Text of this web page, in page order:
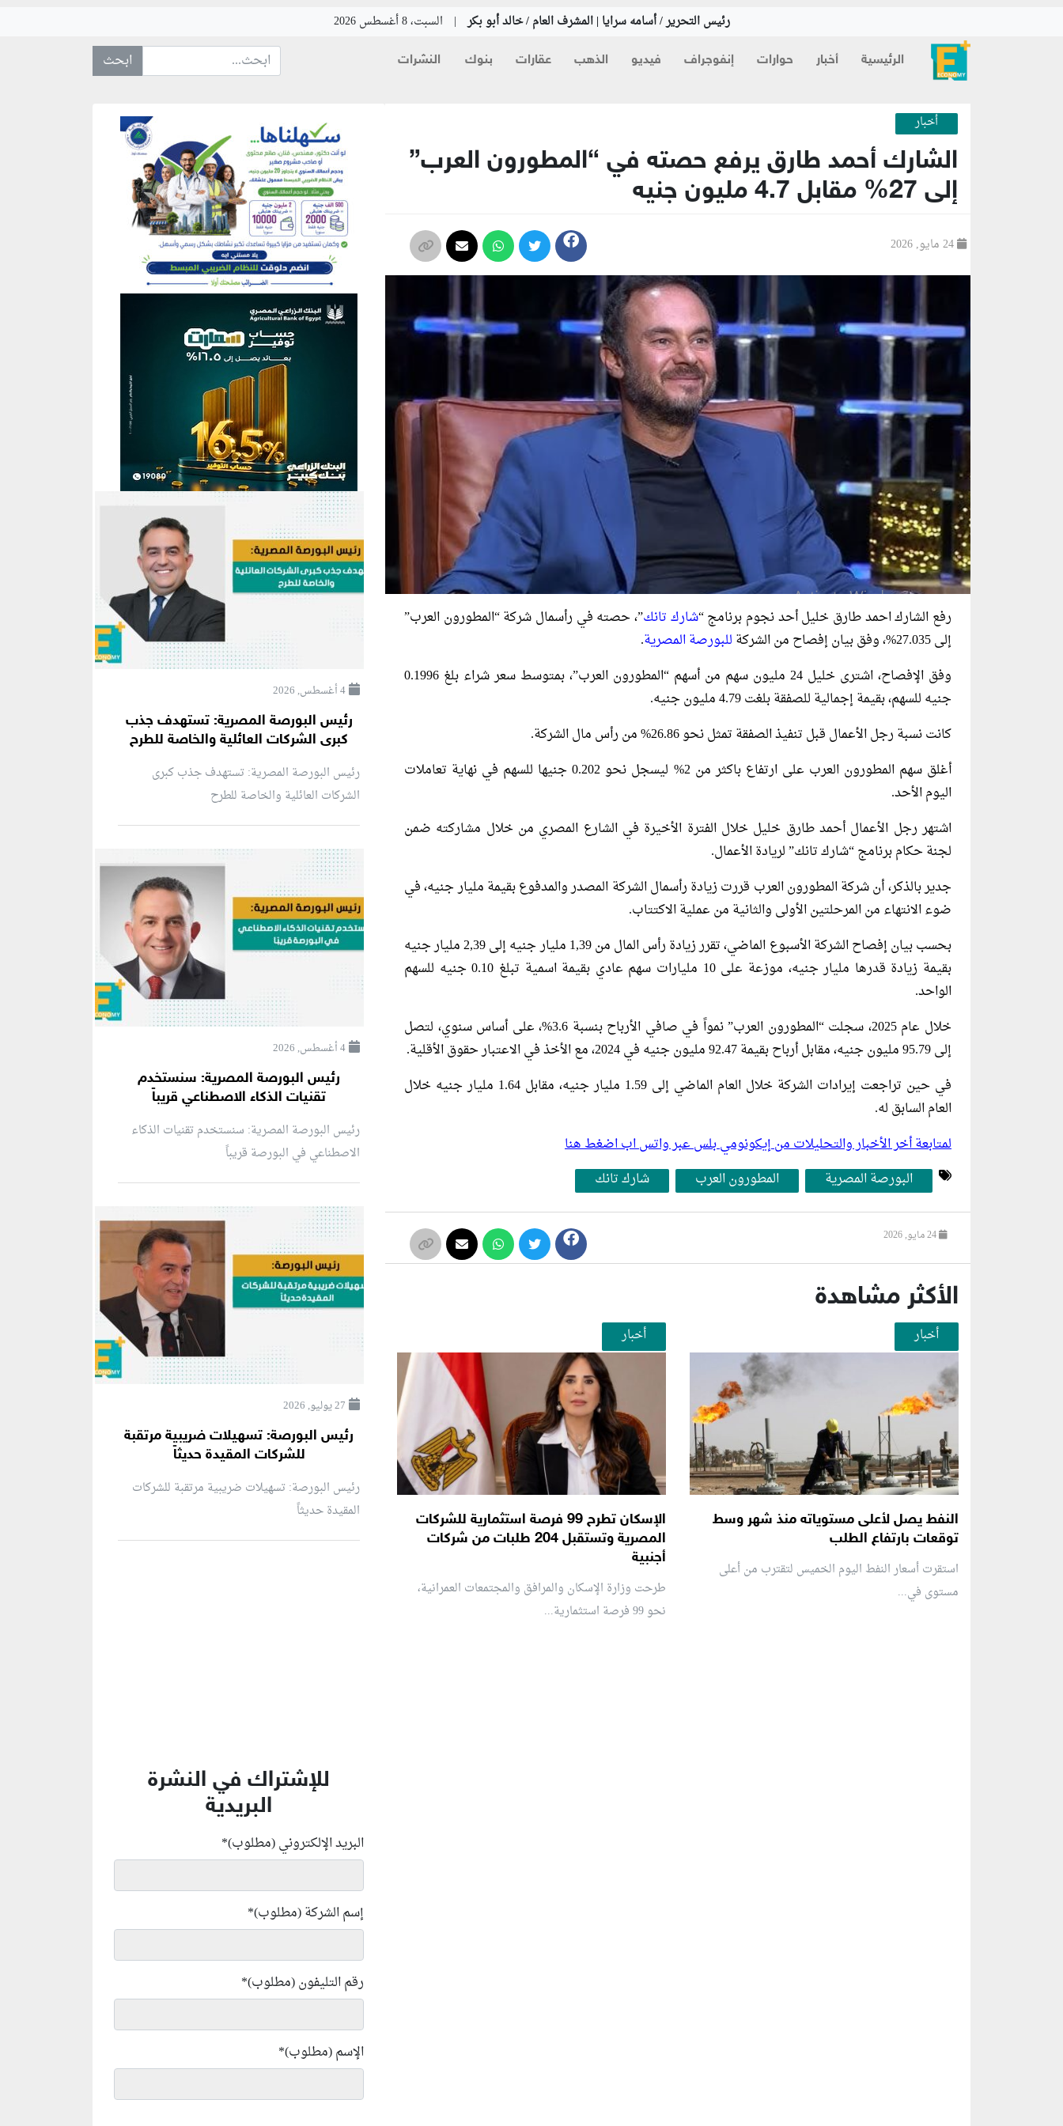
رئيس التحرير / أسامه سرايا | المشرف العام / خالد أبو بكر | السبت، 8 أغسطس 2026
الرئيسية أخبار حوارات إنفوجراف فيديو الذهب عقارات بنوك النشرات ابحث عن... :
أخبار
الشارك أحمد طارق يرفع حصته في “المطورون العرب”
إلى 27% مقابل 4.7 مليون جنيه
رفع الشارك احمد طارق خليل أحد نجوم برنامج “شارك تانك”، حصته في رأسمال شركة “المطورون العرب”
إلى 27.035%، وفق بيان إفصاح من الشركة
للبورصة المصرية.
وفق الإفصاح، اشترى خليل 24 مليون سهم من أسهم “المطورون العرب”، بمتوسط سعر شراء بلغ 0.1996
جنيه للسهم، بقيمة إجمالية للصفقة بلغت 4.79 مليون جنيه.
كانت نسبة رجل الأعمال قبل تنفيذ الصفقة تمثل نحو 26.86% من رأس مال الشركة.
أغلق سهم المطورون العرب على ارتفاع باكثر من 2% ليسجل نحو 0.202 جنيها للسهم في نهاية تعاملات
اليوم الأحد.
اشتهر رجل الأعمال أحمد طارق خليل خلال الفترة الأخيرة في الشارع المصري من خلال مشاركته ضمن
لجنة حكام برنامج “شارك تانك” لريادة الأعمال.
جدير بالذكر، أن شركة المطورون العرب قررت زيادة رأسمال الشركة المصدر والمدفوع بقيمة مليار جنيه، في
ضوء الانتهاء من المرحلتين الأولى والثانية من عملية الاكتتاب.
بحسب بيان إفصاح الشركة الأسبوع الماضي، تقرر زيادة رأس المال من 1,39 مليار جنيه إلى 2,39 مليار جنيه
بقيمة زيادة قدرها مليار جنيه، موزعة على 10 مليارات سهم عادي بقيمة اسمية تبلغ 0.10 جنيه للسهم
الواحد.
خلال عام 2025، سجلت “المطورون العرب” نمواً في صافي الأرباح بنسبة 3.6%، على أساس سنوي، لتصل
إلى 95.79 مليون جنيه، مقابل أرباح بقيمة 92.47 مليون جنيه في 2024، مع الأخذ في الاعتبار حقوق الأقلية.
في حين تراجعت إيرادات الشركة خلال العام الماضي إلى 1.59 مليار جنيه، مقابل 1.64 مليار جنيه خلال
العام السابق له.
لمتابعة أخر الأخبار والتحليلات من إيكونومي بلس عبر واتس اب اضغط هنا
البورصة المصرية
المطورون العرب شارك تانك
الأكثر مشاهدة
أخبار
النفط يصل لأعلى مستوياته منذ شهر وسط
توقعات بارتفاع الطلب
استقرت أسعار النفط اليوم الخميس لتقترب من أعلى
مستوى في...
أخبار
الإسكان تطرح 99 فرصة استثمارية للشركات
المصرية وتستقبل 204 طلبات من شركات
أجنبية
طرحت وزارة الإسكان والمرافق والمجتمعات العمرانية،
نحو 99 فرصة استثمارية...
منطقة إعلانية
منطقة إعلانية
4 أغسطس, 2026
رئيس البورصة المصرية: تستهدف جذب
كبرى الشركات العائلية والخاصة للطرح
رئيس البورصة المصرية: تستهدف جذب كبرى
الشركات العائلية والخاصة للطرح
4 أغسطس, 2026
رئيس البورصة المصرية: سنستخدم
تقنيات الذكاء الاصطناعي قريباً
رئيس البورصة المصرية: سنستخدم تقنيات الذكاء
الاصطناعي في البورصة قريباً
27 يوليو, 2026
رئيس البورصة: تسهيلات ضريبية مرتقبة
للشركات المقيدة حديثاً
رئيس البورصة: تسهيلات ضريبية مرتقبة للشركات
المقيدة حديثاً
للإشتراك في النشرة
البريدية
البريد الإلكتروني (مطلوب)*
إسم الشركة (مطلوب)*
رقم التليفون (مطلوب)*
الإسم (مطلوب)*